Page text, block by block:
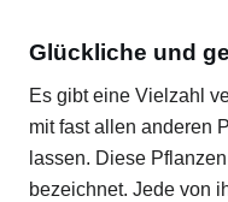
Glückliche und
Es gibt eine Vielzahl
mit fast allen anderen
lassen. Diese
bezeichnet. Jede von